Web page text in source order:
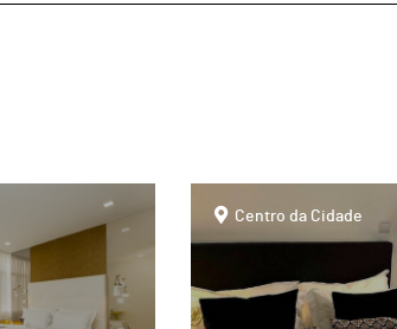
pageCentro da Cidade